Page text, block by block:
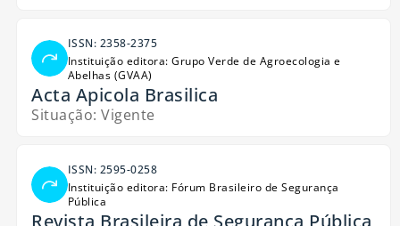
ISSN: 2358-2375
Instituição editora: Grupo Verde de Agroecologia e
Abelhas (GVAA)
Acta Apicola Brasilica
Situação: Vigente
ISSN: 2595-0258
Instituição editora: Fórum Brasileiro de Segurança
Pública